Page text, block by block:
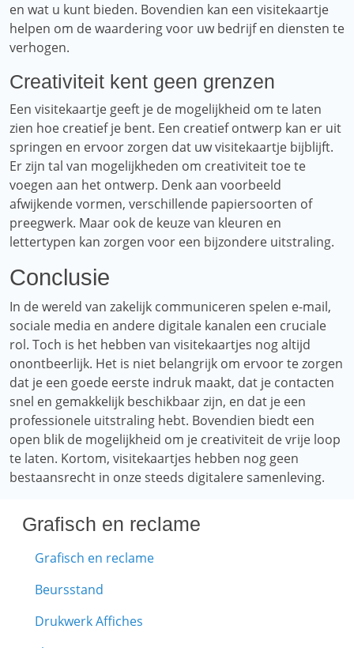
en wat u kunt bieden. Bovendien kan een visitekaartje
helpen om de waardering voor uw bedrijf en diensten te
verhogen.
Creativiteit kent geen grenzen
Een visitekaartje geeft je de mogelijkheid om te laten
zien hoe creatief je bent. Een creatief ontwerp kan er uit
springen en ervoor zorgen dat uw visitekaartje bijblijft.
Er zijn tal van mogelijkheden om creativiteit toe te
voegen aan het ontwerp. Denk aan voorbeeld
afwijkende vormen, verschillende papiersoorten of
preegwerk. Maar ook de keuze van kleuren en
lettertypen kan zorgen voor een bijzondere uitstraling.
Conclusie
In de wereld van zakelijk communiceren spelen e-mail,
sociale media en andere digitale kanalen een cruciale
rol. Toch is het hebben van visitekaartjes nog altijd
onontbeerlijk. Het is niet belangrijk om ervoor te zorgen
dat je een goede eerste indruk maakt, dat je contacten
snel en gemakkelijk beschikbaar zijn, en dat je een
professionele uitstraling hebt. Bovendien biedt een
open blik de mogelijkheid om je creativiteit de vrije loop
te laten. Kortom, visitekaartjes hebben nog geen
bestaansrecht in onze steeds digitalere samenleving.
Grafisch en reclame
Grafisch en reclame
Beursstand
Drukwerk Affiches